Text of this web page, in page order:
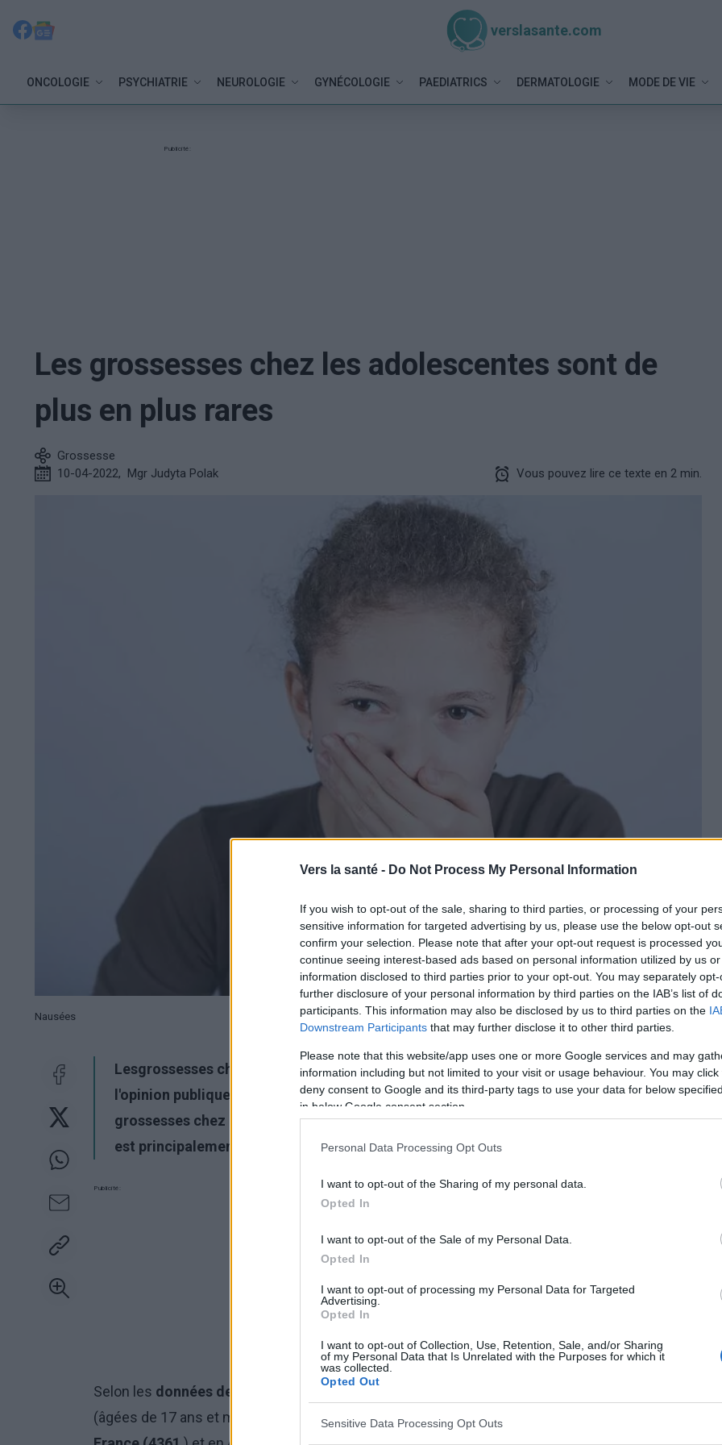
Vers la santé - Do Not Process My Personal Information
If you wish to opt-out of the sale, sharing to third parties, or processing of your
sensitive information for targeted advertising by us, please use the below opt-out
confirm your selection. Please note that after your opt-out request is processed
continue seeing interest-based ads based on personal information utilized by us
information disclosed to third parties prior to your opt-out. You may separately
further disclosure of your personal information by third parties on the IAB’s list of
participants. This information may also be disclosed by us to third parties on the
Downstream Participants that may further disclose it to other third parties.
Please note that this website/app uses one or more Google services and may
information including but not limited to your visit or usage behaviour. You may
deny consent to Google and its third-party tags to use your data for below
in below Google consent section.
Personal Data Processing Opt Outs
I want to opt-out of the Sharing of my personal data.
Opted In
I want to opt-out of the Sale of my Personal Data.
Opted In
I want to opt-out of processing my Personal Data for Targeted
Advertising.
Opted In
I want to opt-out of Collection, Use, Retention, Sale, and/or Sharing
of my Personal Data that Is Unrelated with the Purposes for which it
was collected.
Opted Out
Sensitive Data Processing Opt Outs
verslasante.com
ONCOLOGIE PSYCHIATRIE NEUROLOGIE GYNÉCOLOGIE PAEDIATRICS DERMATOLOGIE MODE DE VIE
Publicité:
Les grossesses chez les adolescentes sont de
plus en plus rares
Grossesse
10-04-2022, Mgr Judyta Polak Vous pouvez lire ce texte en 2 min.
shutterstock
Nausées
Lesgrossesses chez les adolescentes sont un phénomène très controversé dans
l'opinion publique. Toutefois, les statistiques montrent que le pourcentage de
grossesses chez les adolescentes diminue lentement d'année en année. Cette évolution
est principalement due à une meilleure connaissance des moyens de contraception.
Publicité:
Selon les données de 2017
, le plus grand nombre de naissances chez les mères adolescentes
(âgées de 17 ans et moins) a été enregistréen Roumanie (9154